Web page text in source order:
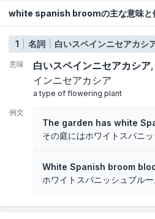
white spanish broomの主な意味と
1 名詞 白いスペインニセアカシ
意味 白いスペインニセアカシア
インニセアカシア
a type of flowering plant
例文
The garden has white
その庭にはホワイトスパニッ
White Spanish broom
ホワイトスパニッシュブルー